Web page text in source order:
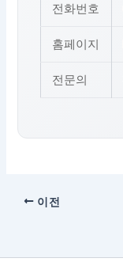
전화번호
홈페이지
전문의
이전